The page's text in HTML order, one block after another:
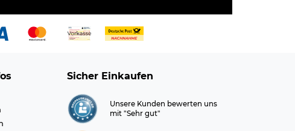
Sicher Einkaufen
Unsere Kunden bewerten uns
mit "Sehr gut"